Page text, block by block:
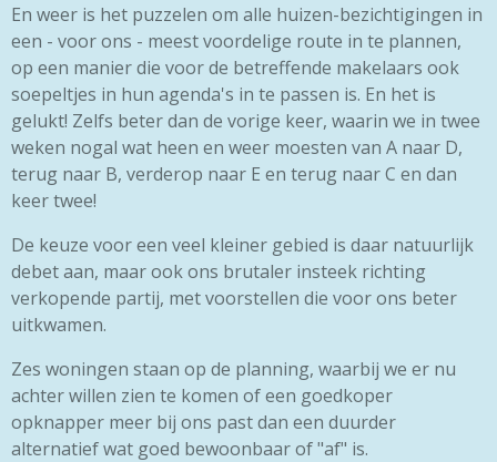
En weer is het puzzelen om alle huizen-bezichtigingen in
een - voor ons - meest voordelige route in te plannen,
op een manier die voor de betreffende makelaars ook
soepeltjes in hun agenda's in te passen is. En het is
gelukt! Zelfs beter dan de vorige keer, waarin we in twee
weken nogal wat heen en weer moesten van A naar D,
terug naar B, verderop naar E en terug naar C en dan
keer twee!
De keuze voor een veel kleiner gebied is daar natuurlijk
debet aan, maar ook ons brutaler insteek richting
verkopende partij, met voorstellen die voor ons beter
uitkwamen.
Zes woningen staan op de planning, waarbij we er nu
achter willen zien te komen of een goedkoper
opknapper meer bij ons past dan een duurder
alternatief wat goed bewoonbaar of "af" is.